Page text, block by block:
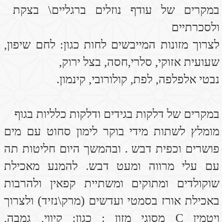
שם:
טלפון:
מייל:
צור קשר
אימייל : yaishmerav@gmail.com